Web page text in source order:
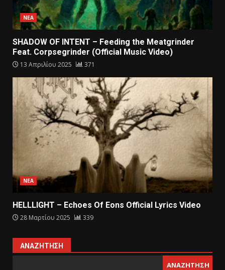
ΝΕΑ
SHADOW OF INTENT – Feeding the Meatgrinder
Feat. Corpsegrinder (Official Music Video)
13 Απριλίου 2025 371
ΝΕΑ
HELLLIGHT – Echoes Of Eons Official Lyrics Video
28 Μαρτίου 2025 339
ΑΝΑΖΉΤΗΣΗ
ΑΝΑΖΉΤΗΣΗ